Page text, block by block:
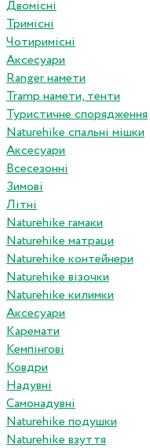
Двомісні
Тримісні
Чотиримісні
Аксесуари
Ranger намети
Tramp намети, тенти
Туристичне спорядження
Naturehike спальні мішки
Аксесуари
Всесезонні
Зимові
Літні
Naturehike гамаки
Naturehike матраци
Naturehike контейнери
Naturehike візочки
Naturehike килимки
Аксесуари
Каремати
Кемпінгові
Ковдри
Надувні
Самонадувні
Naturehike подушки
Naturehike взуття